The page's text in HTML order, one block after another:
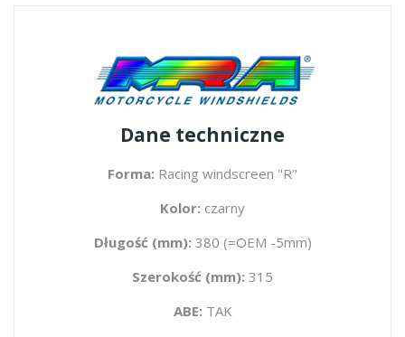
Dane techniczne
Forma: Racing windscreen "R"
Kolor: czarny
Długość (mm): 380 (=OEM -5mm)
Szerokość (mm): 315
ABE: TAK